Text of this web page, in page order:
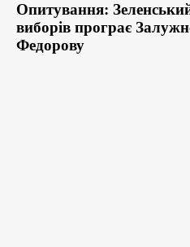
Опитування:
виборів програє
Федорову